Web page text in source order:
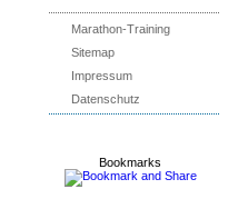
Marathon-Training
Sitemap
Impressum
Datenschutz
Bookmarks